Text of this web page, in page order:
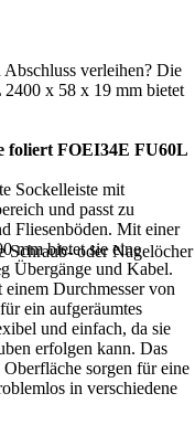
Schraub- oder Nagelöcher
verleihen? Die
x 58 x 19 mm bietet
foliert FOEI34E FU60L
Sockelleiste mit
und passt zu
Fliesenböden. Mit einer
mm bietet sie eine
Übergänge und Kabel.
Durchmesser von
ein aufgeräumtes
und einfach, da sie
erfolgen kann. Das
sorgen für eine
in verschiedene